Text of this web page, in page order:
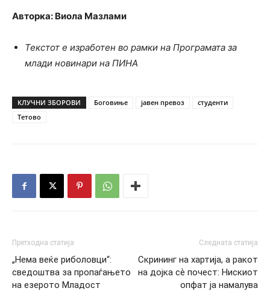
Авторка: Виола Мазлами
Текстот е изработен во рамки на Програмата за
млади новинари на ПИНА
КЛУЧНИ ЗБОРОВИ Боговиње јавен превоз
студенти
Тетово
Претходна статија
„Нема веќе риболовци“:
сведоштва за пропаѓањето
на езерото Младост
Следната статија
Скрининг на хартија, а ракот
на дојка сѐ почест: Нискиот
опфат ја намалува